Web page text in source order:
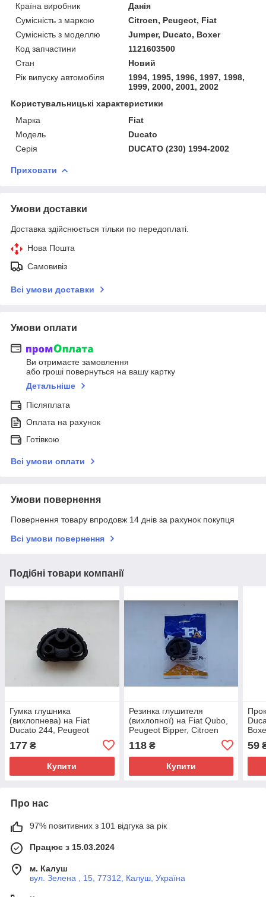
Країна виробник
Данія
Сумісність з маркою
Citroen, Peugeot, Fiat
Сумісність з моделлю
Jumper, Ducato, Boxer
Код запчастини
1121603500
Стан
Новий
Рік випуску автомобіля
1994, 1995, 1996, 1997, 1998,
1999, 2000, 2001, 2002
Користувальницькі характеристики
Марка
Fiat
Модель
Ducato
Серія
DUCATO (230) 1994-2002
Приховати
Умови доставки
Доставка здійснюється тільки по передоплаті.
Нова Пошта
Самовивіз
Всі умови доставки
Умови оплати
Ви отримаєте замовлення
або гроші повернуться на вашу картку
Детальніше
Післяплата
Оплата на рахунок
Готівкою
Всі умови оплати
Умови повернення
Повернення товару впродовж 14 днів за рахунок покупця
Всі умови повернення
Подібні товари компанії
Гумка глушника
(вихлопнева) на Fiat
Ducato 244, Peugeot
(2002-2006), 46461540,
1755K8
177 ₴
Купити
Резинка глушителя
(вихлопної) на Fiat Qubo,
Peugeot Bipper, Citroen
Nemo (2007-...), 46529211,
1755R0, 1755E9
118₴
Купити
59
Про нас
97% позитивних з 101 відгука за рік
Працює з 15.03.2024
м. Калуш
вул. Зелена , 15, 77312, Калуш, Україна